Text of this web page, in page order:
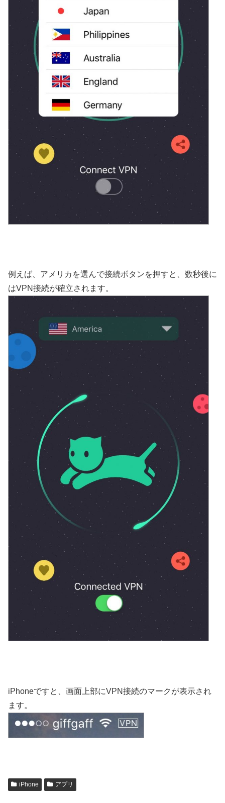
例えば、アメリカを選んで接続ボタンを押すと、数秒後に
はVPN接続が確立されます。
iPhoneですと、画面上部にVPN接続のマークが表示され
ます。
iPhone アプリ